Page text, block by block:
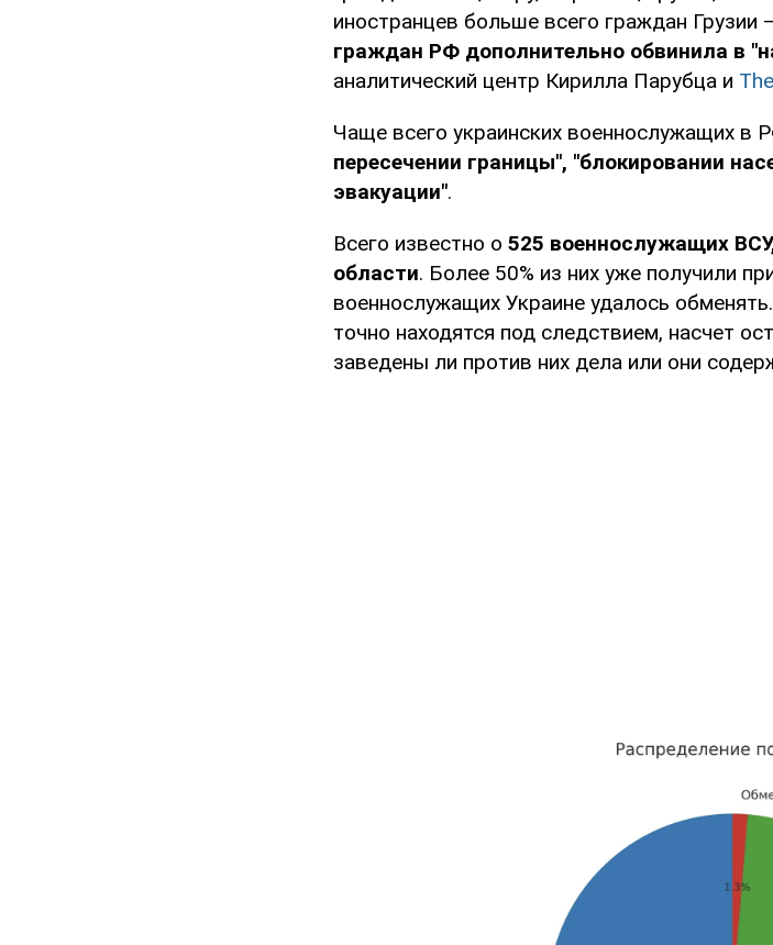
иностранцев больше всего граждан Грузии
граждан РФ дополнительно обвинила в
аналитический центр Кирилла Парубца и
Чаще всего украинских военнослужащих в
пересечении границы", "блокировании
эвакуации".
Всего известно о 525 военнослужащих
области. Более 50% из них уже получили
военнослужащих Украине удалось
точно находятся под следствием, насчет
заведены ли против них дела или они